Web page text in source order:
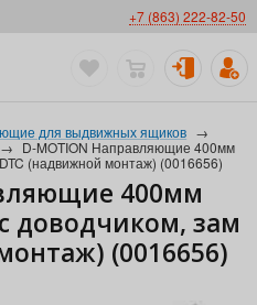
+7 (863) 222-82-50
для выдвижных ящиков →
→ D-MOTION Направляющие 400мм
(надвижной монтаж) (0016656)
400мм
доводчиком, зам
(0016656)